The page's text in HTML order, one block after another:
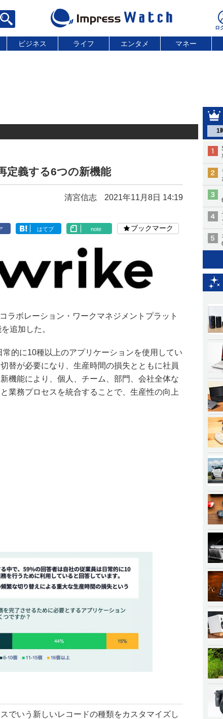
ビジネス ライフ エンタメ マネー
1
定義する6つの新機能
清宮信志 2021年11月8日 14:19
はてブ note ブックマーク
ラボレーション・ワークマネジメントプラット
追加した。
的に10種以上のアプリケーションを使用してい
替が必要になり、生産時間の損失とともに社員
機能により、個人、チーム、部門、会社全体な
業務プロセスを統合することで、生産性の向上
でいう新しいレコードの種類をカスタマイズし